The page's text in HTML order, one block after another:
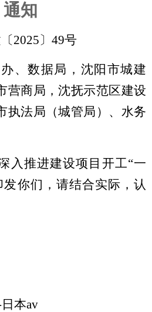
通知
2025〕 49号
、数据局，沈阳市城建
营商局，沈抚示范区建设
执法局（城管局）、水务
入推进建设项目开工“一
你们，请结合实际，认
本av